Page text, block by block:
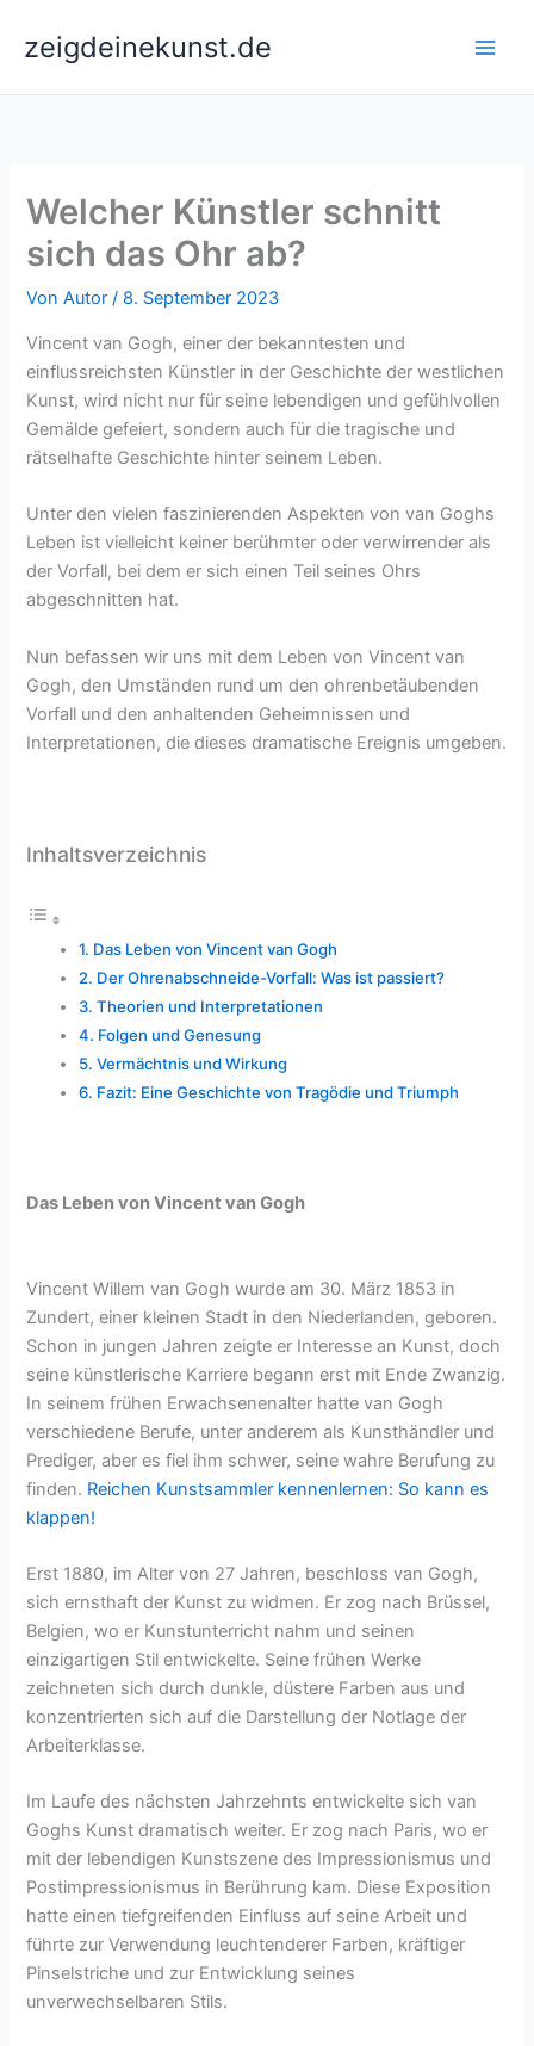
Inhalt
springen
zeigdeinekunst.de
Welcher Künstler schnitt
sich das Ohr ab?
VonAutor/ 8. September 2023
Vincent van Gogh, einer der bekanntesten und
einflussreichsten Künstler in der Geschichte der westlichen
Kunst, wird nicht nur für seine lebendigen und gefühlvollen
Gemälde gefeiert, sondern auch für die tragische und
rätselhafte Geschichte hinter seinem Leben.
Unter den vielen faszinierenden Aspekten von van Goghs
Leben ist vielleicht keiner berühmter oder verwirrender als
der Vorfall, bei dem er sich einen Teil seines Ohrs
abgeschnitten hat.
Nun befassen wir uns mit dem Leben von Vincent van
Gogh, den Umständen rund um den ohrenbetäubenden
Vorfall und den anhaltenden Geheimnissen und
Interpretationen, die dieses dramatische Ereignis umgeben.
Inhaltsverzeichnis
Das Leben von Vincent van Gogh
Der Ohrenabschneide-Vorfall: Was ist passiert?
Theorien und Interpretationen
Folgen und Genesung
Vermächtnis und Wirkung
Fazit: Eine Geschichte von Tragödie und Triumph
Das Leben von Vincent van Gogh
Vincent Willem van Gogh wurde am 30. März 1853 in
Zundert, einer kleinen Stadt in den Niederlanden, geboren.
Schon in jungen Jahren zeigte er Interesse an Kunst, doch
seine künstlerische Karriere begann erst mit Ende Zwanzig.
In seinem frühen Erwachsenenalter hatte van Gogh
verschiedene Berufe, unter anderem als Kunsthändler und
Prediger, aber es fiel ihm schwer, seine wahre Berufung zu
finden. Reichen Kunstsammler kennenlernen: So kann es
klappen!
Erst 1880, im Alter von 27 Jahren, beschloss van Gogh,
sich ernsthaft der Kunst zu widmen. Er zog nach Brüssel,
Belgien, wo er Kunstunterricht nahm und seinen
einzigartigen Stil entwickelte. Seine frühen Werke
zeichneten sich durch dunkle, düstere Farben aus und
konzentrierten sich auf die Darstellung der Notlage der
Arbeiterklasse.
Im Laufe des nächsten Jahrzehnts entwickelte sich van
Goghs Kunst dramatisch weiter. Er zog nach Paris, wo er
mit der lebendigen Kunstszene des Impressionismus und
Postimpressionismus in Berührung kam. Diese Exposition
hatte einen tiefgreifenden Einfluss auf seine Arbeit und
führte zur Verwendung leuchtenderer Farben, kräftiger
Pinselstriche und zur Entwicklung seines
unverwechselbaren Stils.